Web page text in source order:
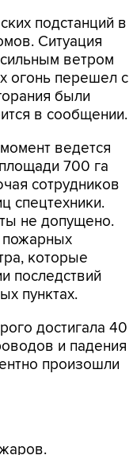
подстанций в
Ситуация
ветром
огонь перешел с
были
в сообщении.
ведется
700 га
сотрудников
спецтехники.
не допущено.
пожарных
которые
последствий
пунктах.
достигала 40
и падения
произошли